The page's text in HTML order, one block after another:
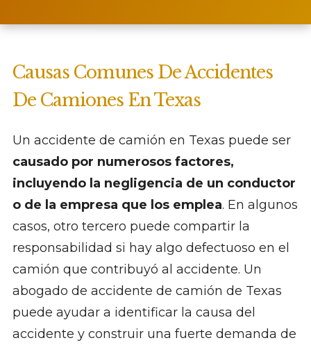
Causas Comunes De Accidentes
De Camiones En Texas
Un accidente de camión en Texas puede ser
causado por numerosos factores,
incluyendo la negligencia de un conductor
o de la empresa que los emplea. En algunos
casos, otro tercero puede compartir la
responsabilidad si hay algo defectuoso en el
camión que contribuyó al accidente. Un
abogado de accidente de camión de Texas
puede ayudar a identificar la causa del
accidente y construir una fuerte demanda de